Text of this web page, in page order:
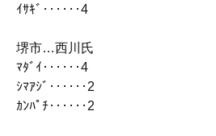
ｲｻｷﾞ‥‥‥4
堺市…西川氏
ﾏﾀﾞｲ‥‥‥4
ｼﾏｱｼﾞ‥‥‥2
ｶﾝﾊﾟﾁ‥‥‥2